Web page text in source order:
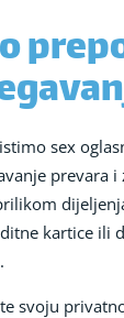
sex
prevara
kartice ili
svoju